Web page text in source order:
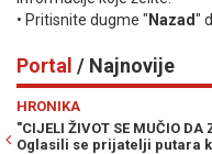
• Pritisnite dugme " Nazad"
Portal / Najnovije
HRONIKA
"CIJELI ŽIVOT SE MUČIO DA
Oglasili se prijatelji putara